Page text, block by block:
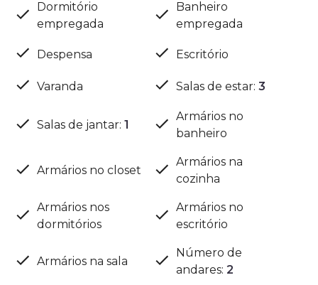
Dormitório
empregada
Banheiro
empregada
Despensa Escritório
Varanda Salas de estar: 3
Salas de jantar: 1
Armários no
banheiro
Armários no closet
Armários na
cozinha
Armários nos
dormitórios
Armários no
escritório
Armários na sala
Número de
andares: 2